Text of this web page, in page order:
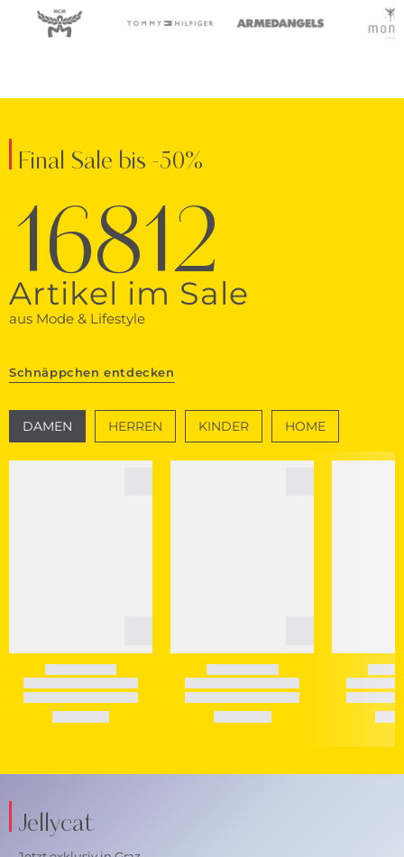
Final Sale bis -50%
16812
Artikel im Sale
aus Mode & Lifestyle
Schnäppchen entdecken
DAMEN HERREN KINDER HOME
Jellycat